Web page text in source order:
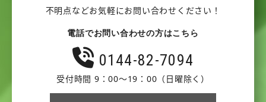
不明点などお気軽にお問い合わせください！
電話でお問い合わせの方はこちら
0144-82-7094
受付時間 9：00～19：00（日曜除く）